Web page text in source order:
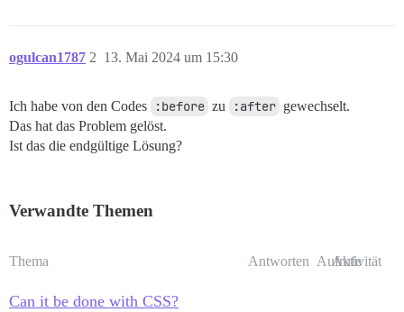
ogulcan1787 13. Mai 2024 um 15:30
2
Ich habe von den Codes :before zu :after gewechselt.
Das hat das Problem gelöst.
Ist das die endgültige Lösung?
Verwandte Themen
Thema Antworten Aufrufe
Aktivität
Can it be done with CSS?